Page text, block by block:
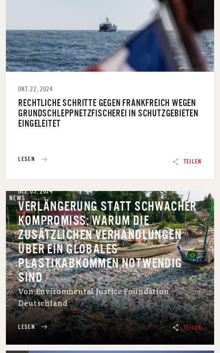
TEILEN
OKT. 22, 2024
RECHTLICHE SCHRITTE GEGEN FRANKFREICH WEGEN
GRUNDSCHLEPPNETZFISCHEREI IN SCHUTZGEBIETEN
EINGELEITET
LESEN
TEILEN
NEWS
DEZ. 03, 2024
VERLÄNGERUNG STATT SCHWACHER
KOMPROMISS: WARUM DIE
ZUSÄTZLICHEN VERHANDLUNGEN
ÜBER EIN GLOBALES
PLASTIKABKOMMEN NOTWENDIG
SIND
Von Environmental Justice Foundation
Deutschland
LESEN